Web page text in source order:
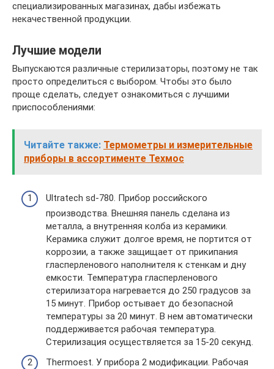
специализированных магазинах, дабы избежать
некачественной продукции.
Лучшие модели
Выпускаются различные стерилизаторы, поэтому не так
просто определиться с выбором. Чтобы это было
проще сделать, следует ознакомиться с лучшими
приспособлениями:
Читайте также: Термометры и измерительные
приборы в ассортименте Техмос
Ultratech sd-780. Прибор российского
производства. Внешняя панель сделана из
металла, а внутренняя колба из керамики.
Керамика служит долгое время, не портится от
коррозии, а также защищает от прикипания
гласперленового наполнителя к стенкам и дну
емкости. Температура гласперленового
стерилизатора нагревается до 250 градусов за
15 минут. Прибор остывает до безопасной
температуры за 20 минут. В нем автоматически
поддерживается рабочая температура.
Стерилизация осуществляется за 15-20 секунд.
Thermoest. У прибора 2 модификации. Рабочая